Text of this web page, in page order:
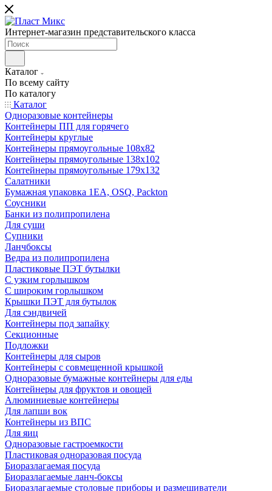
Интернет-магазин представительского класса
Каталог
По всему сайту
По каталогу
Каталог
Одноразовые контейнеры
Контейнеры ПП для горячего
Контейнеры круглые
Контейнеры прямоугольные 108х82
Контейнеры прямоугольные 138х102
Контейнеры прямоугольные 179х132
Салатники
Бумажная упаковка 1ЕА, OSQ, Packton
Соусники
Банки из полипропилена
Для суши
Супники
Ланчбоксы
Ведра из полипропилена
Пластиковые ПЭТ бутылки
С узким горлышком
С широким горлышком
Крышки ПЭТ для бутылок
Для сэндвичей
Контейнеры под запайку
Секционные
Подложки
Контейнеры для сыров
Контейнеры с совмещенной крышкой
Одноразовые бумажные контейнеры для еды
Контейнеры для фруктов и овощей
Алюминиевые контейнеры
Для лапши вок
Контейнеры из ВПС
Для яиц
Одноразовые гастроемкости
Пластиковая одноразовая посуда
Биоразлагаемая посуда
Биоразлагаемые ланч-боксы
Биоразлагаемые столовые приборы и размешиватели